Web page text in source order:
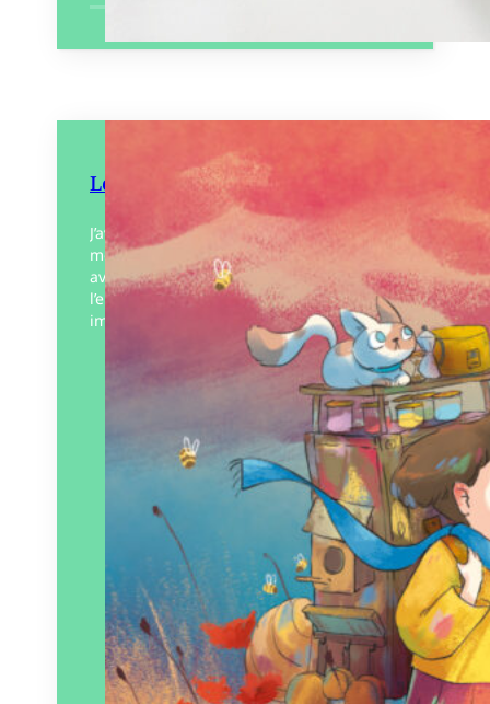
Les Merveilles
J’avais vu toutes les merveilles du
monde… Rentrez dans l’univers d’un papa
aventurier, ouvert aux manifestations qui
l’entourent, de la plus incroyable à la plus
imperceptible jusqu’à ce…
Plumes de Bourdon